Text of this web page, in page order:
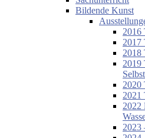
Bildende Kunst
2016
2017
2018
2019
2020
2021
2022
2023